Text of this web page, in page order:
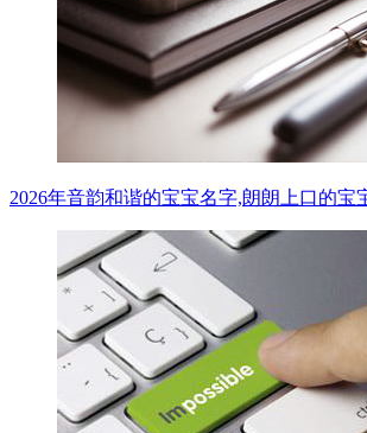
2026年音韵和谐的宝宝名字,朗朗上口的宝